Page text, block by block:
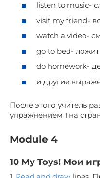
listen to music-
visit my friend-
watch a video-
go to bed-
do homework-
и другие
После этого учитель
упражнением 1 на
Module 4
10 My Toys! Мои